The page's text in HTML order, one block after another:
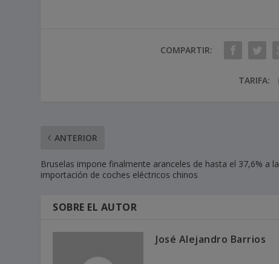
COMPARTIR:
TARIFA:
ANTERIOR
Bruselas impone finalmente aranceles de hasta el 37,6% a la
importación de coches eléctricos chinos
SOBRE EL AUTOR
José Alejandro Barrios